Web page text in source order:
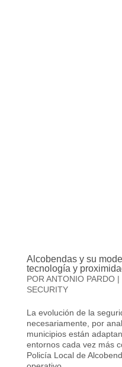
Alcobendas y su
tecnología y
POR ANTONIO PARDO|
SECURITY
La evolución de la
necesariamente, por
municipios están
entornos cada vez más
Policía Local de